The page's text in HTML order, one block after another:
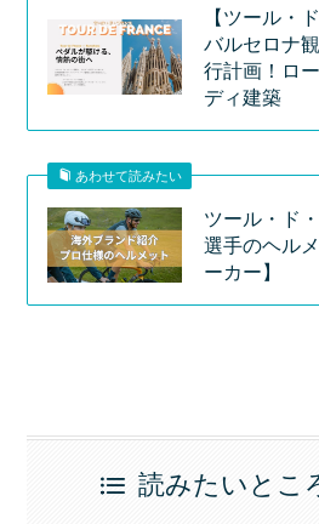
【ツール・
バルセロナ
行計画！ロ
ディ建築
あわせて読みたい
ツール・ド
選手のヘル
ーカー】
読みたいとこ